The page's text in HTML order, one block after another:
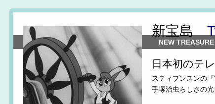
新宝島
NEW
日本初のテ
スティブンスンの
手塚治虫らしさの光